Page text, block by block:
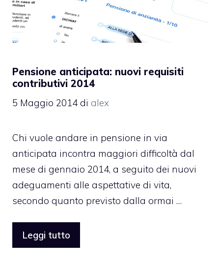
Pensione anticipata: nuovi requisiti
contributivi 2014
5 Maggio 2014 di alex
Chi vuole andare in pensione in via
anticipata incontra maggiori difficoltà dal
mese di gennaio 2014, a seguito dei nuovi
adeguamenti alle aspettative di vita,
secondo quanto previsto dalla ormai …
Leggi tutto